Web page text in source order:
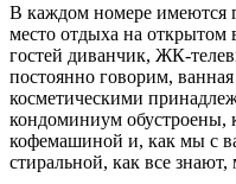
В каждом номере имеются
место отдыха на открытом
гостей диванчик, ЖК-
постоянно говорим,
косметическими
кондоминиум обустроены,
кофемашиной и, как мы с
стиральной, как все